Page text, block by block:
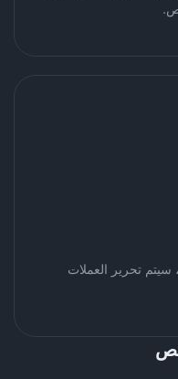
سيتم تحرير العملات